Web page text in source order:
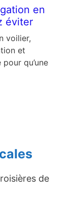
en
éviter
voilier,
et
qu’une
de